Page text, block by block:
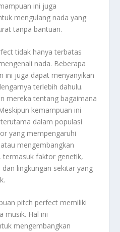
ini juga
mengulang nada yang
tanpa bantuan.
tidak hanya terbatas
nada. Beberapa
ini juga dapat menyanyikan
terlebih dahulu.
mereka tentang bagaimana
kemampuan ini
dalam populasi
yang mempengaruhi
mengembangkan
faktor genetik,
lingkungan sekitar yang
pitch perfect memiliki
musik. Hal ini
mengembangkan